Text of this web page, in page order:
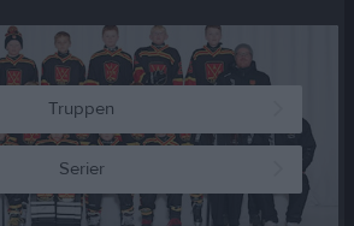
Truppen
Serier